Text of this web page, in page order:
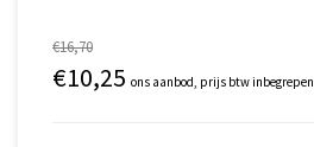
€16,70
€10,25 ons aanbod, prijs btw inbegrepen